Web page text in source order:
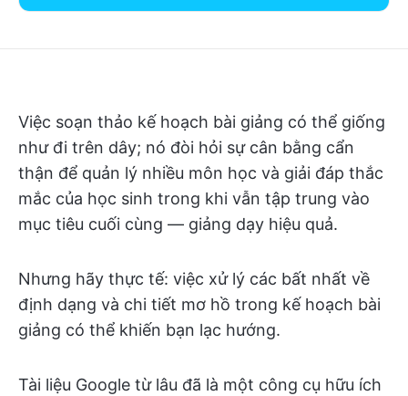
Việc soạn thảo kế hoạch bài giảng có thể giống
như đi trên dây; nó đòi hỏi sự cân bằng cẩn
thận để quản lý nhiều môn học và giải đáp thắc
mắc của học sinh trong khi vẫn tập trung vào
mục tiêu cuối cùng — giảng dạy hiệu quả.
Nhưng hãy thực tế: việc xử lý các bất nhất về
định dạng và chi tiết mơ hồ trong kế hoạch bài
giảng có thể khiến bạn lạc hướng.
Tài liệu Google từ lâu đã là một công cụ hữu ích